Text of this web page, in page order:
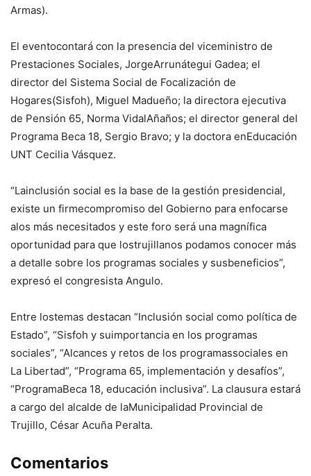
Armas).
El eventocontará con la presencia del viceministro de
Prestaciones Sociales, JorgeArrunátegui Gadea; el
director del Sistema Social de Focalización de
Hogares(Sisfoh), Miguel Madueño; la directora ejecutiva
de Pensión 65, Norma VidalAñaños; el director general del
Programa Beca 18, Sergio Bravo; y la doctora enEducación
UNT Cecilia Vásquez.
“Lainclusión social es la base de la gestión presidencial,
existe un firmecompromiso del Gobierno para enfocarse
alos más necesitados y este foro será una magnífica
oportunidad para que lostrujillanos podamos conocer más
a detalle sobre los programas sociales y susbeneficios”,
expresó el congresista Angulo.
Entre lostemas destacan “Inclusión social como política de
Estado”, “Sisfoh y suimportancia en los programas
sociales”, “Alcances y retos de los programassociales en
La Libertad”, “Programa 65, implementación y desafíos”,
“ProgramaBeca 18, educación inclusiva”. La clausura estará
a cargo del alcalde de laMunicipalidad Provincial de
Trujillo, César Acuña Peralta.
Comentarios